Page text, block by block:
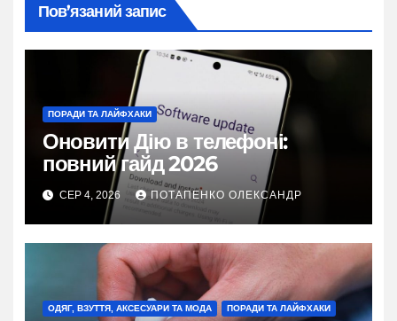
Пов’язаний запис
ПОРАДИ ТА ЛАЙФХАКИ
Оновити Дію в телефоні:
повний гайд 2026
СЕР 4, 2026 ПОТАПЕНКО ОЛЕКСАНДР
ОДЯГ, ВЗУТТЯ, АКСЕСУАРИ ТА МОДА ПОРАДИ ТА ЛАЙФХАКИ